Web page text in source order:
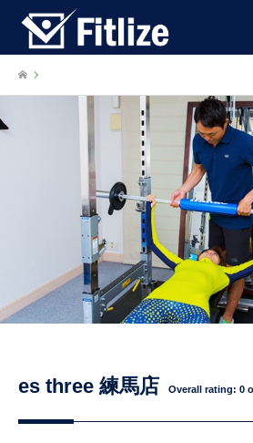
es three 練馬店 Overall rating: 0